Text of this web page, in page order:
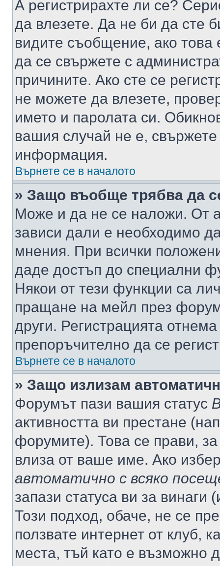
А регистрирахте ли се?
да влезете. Да не би да сте
видите съобщение, ако това
да се свържете с
причините. Ако сте се
не можете да влезете,
името и паролата си.
вашия случай не е,
информация.
Върнете се в началото
» Защо въобще трябва да
Може и да не се наложи. От
зависи дали е необходимо
мнения. При всички
даде достъп до специални
Някои от тези функции са
пращане на мейл през
други. Регистрацията
препоръчително да се
Върнете се в началото
» Защо излизам
Форумът пази вашия статус
активността ви престане
форумите). Това се прави,
влиза от ваше име. Ако
автоматично с всяко
запази статуса ви за винаги
Този подход, обаче, не се
ползвате интернет от клуб,
места, тъй като е възможно